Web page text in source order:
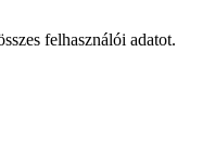
felhasználói adatot.